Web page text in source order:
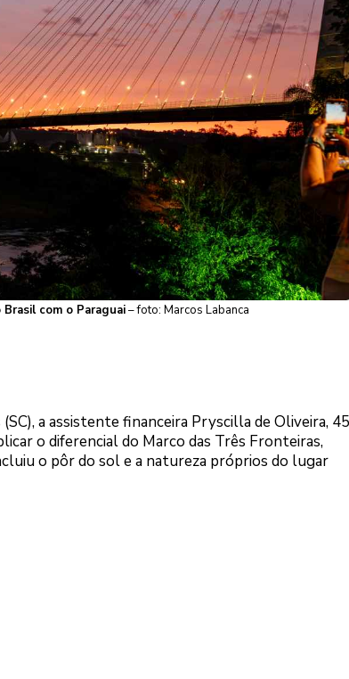
com o Paraguai– foto: Marcos Labanca
a assistente financeira Pryscilla de Oliveira, 45
o diferencial do Marco das Três Fronteiras,
o pôr do sol e a natureza próprios do lugar